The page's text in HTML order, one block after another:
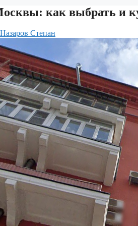
как выбрать и
Назаров Степан